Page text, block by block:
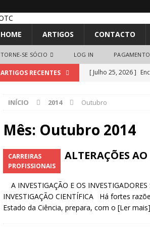
HOME ARTIGOS CONTACTO
TORNE-SE SÓCIO LOG IN
ARTIGOS RECENTES [ Julho 25, 2026 ]
[ Junho 11, 2026 ]
análise crítica”
000 e investem na
[ Maio 25, 2026 ]
[ Maio 25, 2026 ]
INÍCIO 2014 Outubro
Mês: Outubro 2014
CARREIRAS
PROFISSIONAIS
ALTERAÇÕES AO
Outubro 28, 2014
A INVESTIGAÇÃO E OS
INVESTIGAÇÃO CIENTÍFICA Há fortes
Estado da Ciência, prepara, com o [Ler mais]